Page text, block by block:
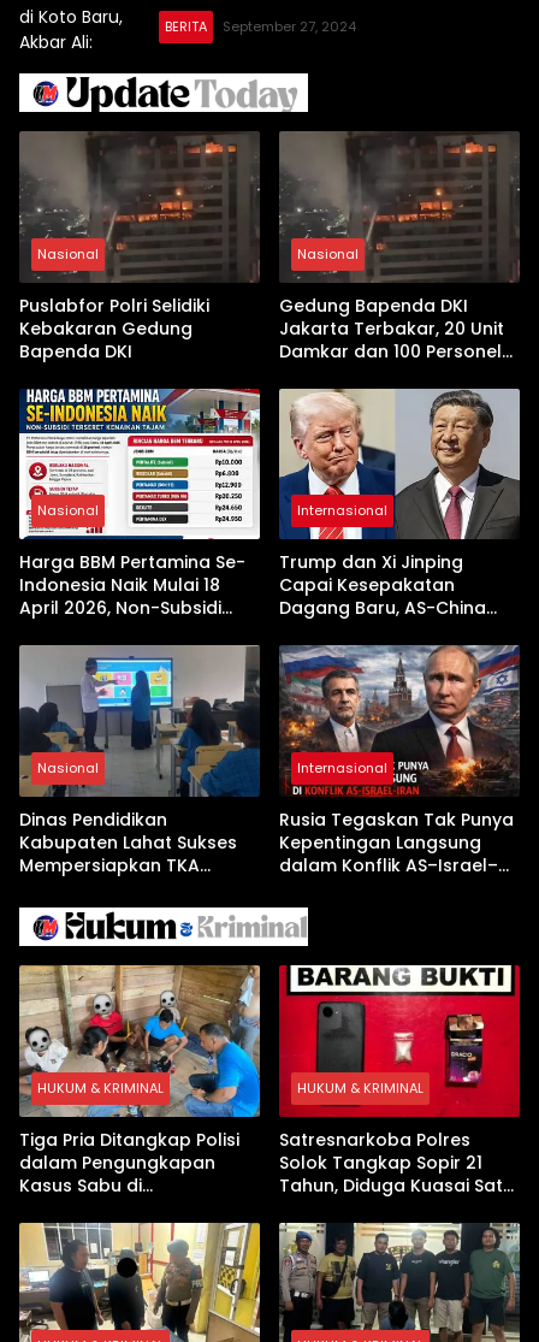
BERITA September 27, 2024
Nasional
Puslabfor Polri Selidiki
Kebakaran Gedung
Bapenda DKI
Nasional
Gedung Bapenda DKI
Jakarta Terbakar, 20 Unit
Damkar dan 100 Personel
Nasional
Harga BBM Pertamina Se-
Indonesia Naik Mulai 18
April 2026, Non-Subsidi
Internasional
Trump dan Xi Jinping
Capai Kesepakatan
Dagang Baru, AS-China
Jelang Kunjungan Beijing
Nasional
Dinas Pendidikan
Kabupaten Lahat Sukses
Mempersiapkan TKA
Pembekalan Latihan Soal
Tanpa Internet
Internasional
Rusia Tegaskan Tak Punya
Kepentingan Langsung
dalam Konflik AS–Israel–
HUKUM & KRIMINAL
Tiga Pria Ditangkap Polisi
dalam Pengungkapan
Kasus Sabu di
Digital hingga Bong Disita
HUKUM & KRIMINAL
Satresnarkoba Polres
Solok Tangkap Sopir 21
Tahun, Diduga Kuasai Satu